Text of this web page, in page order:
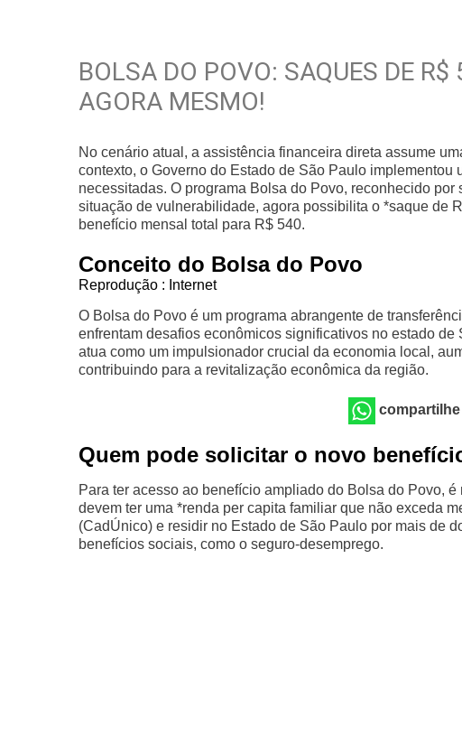
BOLSA DO POVO: SAQUES DE
AGORA MESMO!
No cenário atual, a assistência financeira direta assume
contexto, o Governo do Estado de São Paulo
necessitadas. O programa Bolsa do Povo, reconhecido
situação de vulnerabilidade, agora possibilita o *saque de
benefício mensal total para R$ 540.
Conceito do Bolsa do Povo
Reprodução : Internet
O Bolsa do Povo é um programa abrangente de
enfrentam desafios econômicos significativos no estado
atua como um impulsionador crucial da economia local,
contribuindo para a revitalização econômica da região.
Quem pode solicitar o novo
Para ter acesso ao benefício ampliado do Bolsa do Povo,
devem ter uma *renda per capita familiar que não exceda
(CadÚnico) e residir no Estado de São Paulo por mais de
benefícios sociais, como o seguro-desemprego.